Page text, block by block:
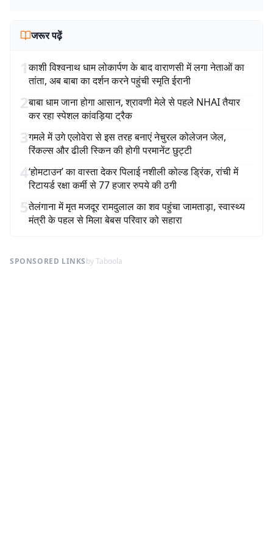
जरूर पढ़ें
1काशी विश्वनाथ धाम लोकार्पण के बाद वाराणसी में लगा नेताओं का
तांता, अब बाबा का दर्शन करने पहुंची स्मृति ईरानी
2बाबा धाम जाना होगा आसान, श्रावणी मेले से पहले NHAI तैयार
कर रहा स्पेशल कांवड़िया ट्रैक
3गमले में उगे एलोवेरा से इस तरह बनाएं नेचुरल कोलेजन जेल,
रिंकल्स और ढीली स्किन की होगी परमानेंट छुट्टी
4‘होमटाउन’ का वास्ता देकर पिलाई नशीली कोल्ड ड्रिंक, रांची में
रिटायर्ड रक्षा कर्मी से 77 हजार रुपये की ठगी
5तेलंगाना में मृत मजदूर रामदुलाल का शव पहुंचा जामताड़ा, स्वास्थ्य
मंत्री के पहल से मिला बेबस परिवार को सहारा
SPONSORED LINKSby Taboola